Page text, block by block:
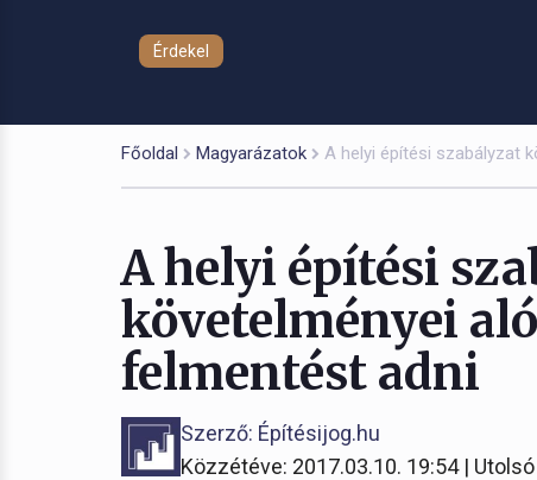
Érdekel
Főoldal Magyarázatok A helyi építési szabályzat
A helyi építési
követelményei
felmentést adni
Szerző: Építésijog.hu
Közzétéve: 2017.03.10. 19:54 |